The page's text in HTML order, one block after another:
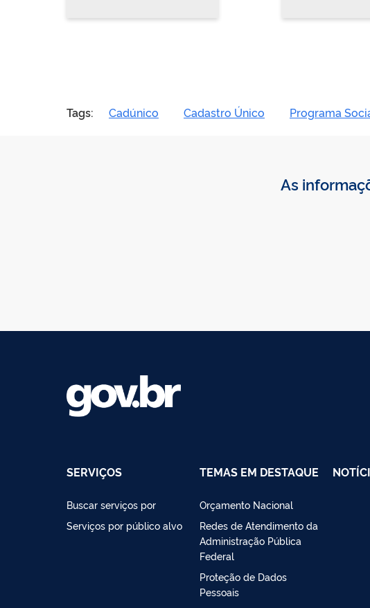
Tags: Cadúnico Cadastro Único Programa
As
SERVIÇOS
Buscar serviços por
Serviços por público alvo
TEMAS EM DESTAQUE
Orçamento Nacional
Redes de Atendimento da
Administração Pública
Federal
Proteção de Dados
Pessoais